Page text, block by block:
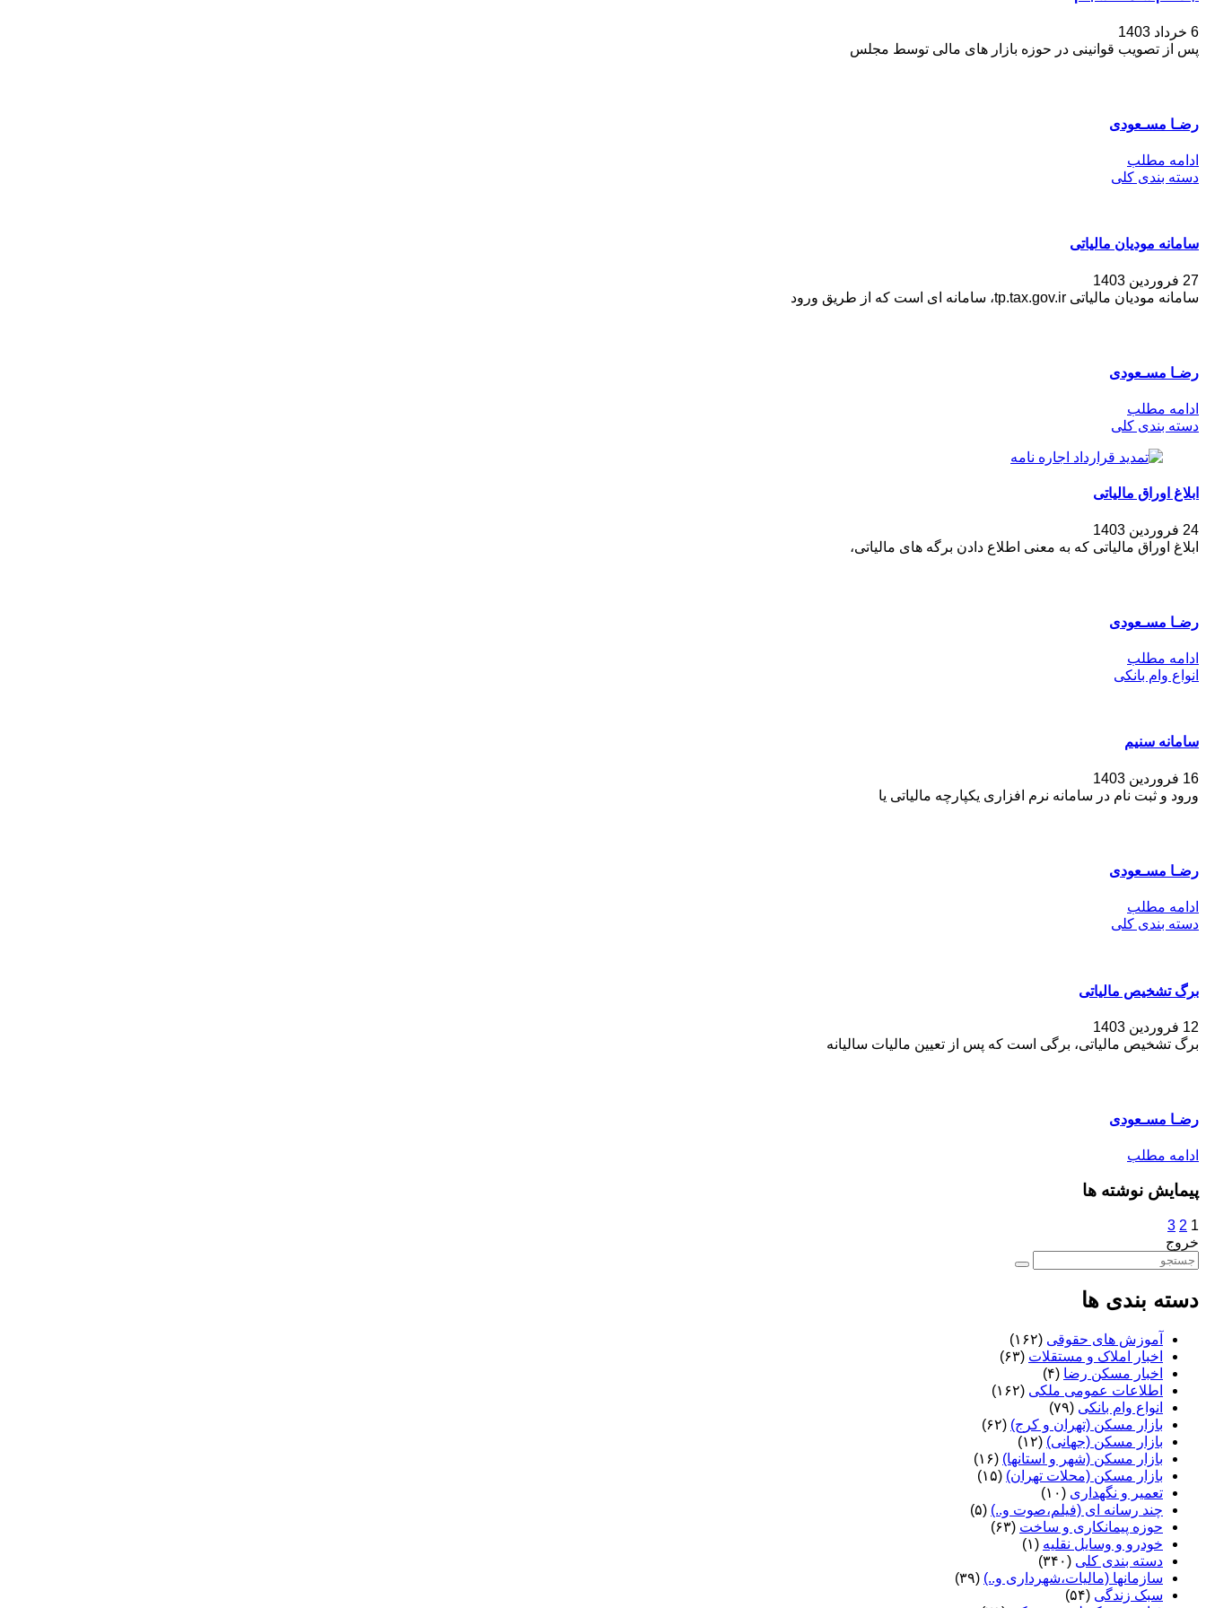
6 خرداد 1403
پس از تصویب قوانینی در حوزه بازار های مالی توسط مجلس
رضـا مسـعودی
ادامه مطلب
دسته بندی کلی
سامانه مودیان مالیاتی
27 فروردین 1403
سامانه مودیان مالیاتی tp.tax.gov.ir، سامانه ای است که از طریق ورود
رضـا مسـعودی
ادامه مطلب
دسته بندی کلی
ابلاغ اوراق مالیاتی
24 فروردین 1403
ابلاغ اوراق مالیاتی که به معنی اطلاع دادن برگه های مالیاتی،
رضـا مسـعودی
ادامه مطلب
انواع وام بانکی
سامانه سنیم
16 فروردین 1403
ورود و ثبت نام در سامانه نرم افزاری یکپارچه مالیاتی یا
رضـا مسـعودی
ادامه مطلب
دسته بندی کلی
برگ تشخیص مالیاتی
12 فروردین 1403
برگ تشخیص مالیاتی، برگی است که پس از تعیین مالیات سالیانه
رضـا مسـعودی
ادامه مطلب
پیمایش نوشته ها
1
2
3
خروج
دسته بندی ها
آموزش های حقوقی (۱۶۲)
اخبار املاک و مستقلات (۶۳)
اخبار مسکن رضا (۴)
اطلاعات عمومی ملکی (۱۶۲)
انواع وام بانکی (۷۹)
بازار مسکن (تهران و کرج) (۶۲)
بازار مسکن (جهانی) (۱۲)
بازار مسکن (شهر و استانها) (۱۶)
بازار مسکن (محلات تهران) (۱۵)
تعمیر و نگهداری (۱۰)
چند رسانه ای (فیلم،صوت و..) (۵)
حوزه پیمانکاری و ساخت (۶۳)
خودرو و وسایل نقلیه (۱)
دسته بندی کلی (۳۴۰)
سازمانها (مالیات،شهرداری و..) (۳۹)
سبک زندگی (۵۴)